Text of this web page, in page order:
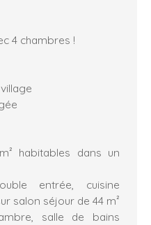
4 chambres !
habitables dans un
entrée, cuisine
salon séjour de 44 m²
salle de bains